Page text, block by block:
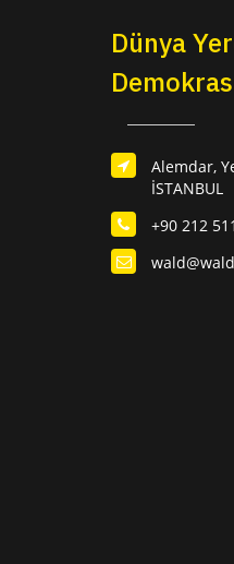
Dünya
Alemdar,
İSTANBUL
+90 212